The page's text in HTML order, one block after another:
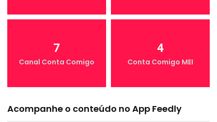
7
Canal Conta Comigo
4
Conta Comigo MEI
Acompanhe o conteúdo no App Feedly